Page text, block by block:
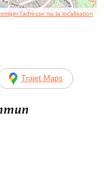
l’adresse ou la localisation
Trajet Maps